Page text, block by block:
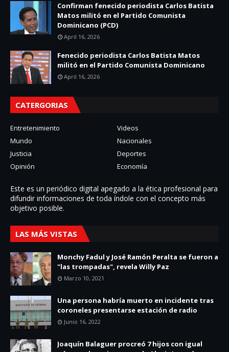
Confirman fenecido periodista Carlos Batista
Matos militó en el Partido Comunista
Dominicano (PCD)
April 16, 2026
Fenecido periodista Carlos Batista Matos
militó en el Partido Comunista Dominicano
April 16, 2026
CATERGORIAS
Entretenimiento
Videos
Mundo
Nacionales
Justicia
Deportes
Opinión
Economía
Este es un periódico digital apegado a la ética profesional para
difundir informaciones de toda í­ndole con el concepto más
objetivo posible.
LAS MÁS VISTAS
Monchy Fadul y José Ramón Peralta se fueron a
"las trompadas", revela Willy Paz
Marzo 10, 2021
Una persona habría muerto en incidente tras
coroneles presentarse estación de radio
Junio 16, 2022
Joaquín Balaguer procreó 7 hijos con igual